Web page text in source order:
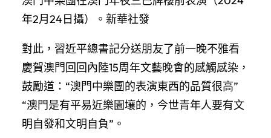
年2月24日攝）。新華社發
對此，習近平總書記分送朋友了前一晚不雅看
慶賀澳門回回內陸15周年文藝晚會的感觸感染，
鼓勵道：“澳門中樂團的表演東西的品質很高”
“澳門是有平易近樂園壤的，今世青年人要有文
明自發和文明自負”。